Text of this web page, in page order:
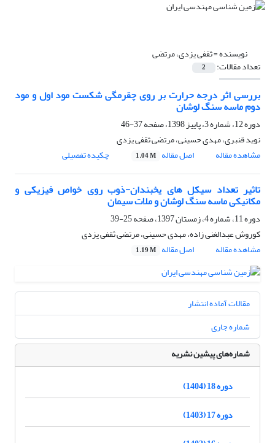
نویسنده =ثقفی یزدی، مرتضی
تعداد مقالات: 2
بررسی اثر درجه حرارت بر روی چقرمگی شکست مود اول و مود
دوم ماسه سنگ لوشان
دوره 12، شماره 3، پاییز 1398، صفحه
37-46
نوید قنبری، مهدی حسینی، مرتضی ثقفی یزدی
مشاهده مقاله
اصل مقاله 1.04 M چکیده تفصیلی
تاثیر تعداد سیکل های یخبندان-ذوب روی خواص فیزیکی و
مکانیکی ماسه سنگ لوشان و ملات سیمان
دوره 11، شماره 4، زمستان 1397، صفحه
25-39
کوروش عبدالغنی زاده، مهدی حسینی، مرتضی ثقفی یزدی
مشاهده مقاله
اصل مقاله 1.19 M
مقالات آماده انتشار
شماره جاری
شماره‌های پیشین نشریه
دوره 18 (1404)
دوره 17 (1403)